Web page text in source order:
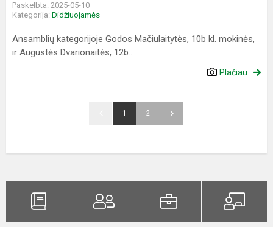
Paskelbta: 2025-05-10
Kategorija: Didžiuojamės
Ansamblių kategorijoje Godos Mačiulaitytės, 10b kl. mokinės,
ir Augustės Dvarionaitės, 12b...
Plačiau
1 2